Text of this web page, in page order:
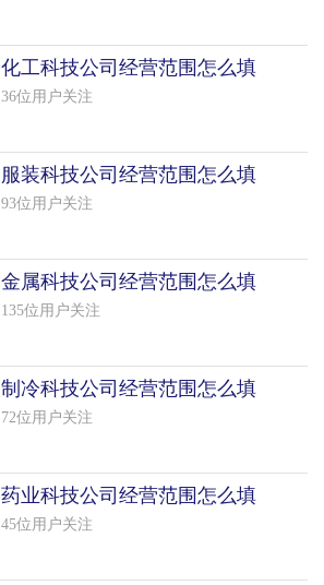
化工科技公司经营范围怎么填
写（50个模板）
36位用户关注
服装科技公司经营范围怎么填
写（19个模板）
93位用户关注
金属科技公司经营范围怎么填
写（50个模板）
135位用户关注
制冷科技公司经营范围怎么填
写（42个模板）
72位用户关注
药业科技公司经营范围怎么填
写（16个模板）
45位用户关注